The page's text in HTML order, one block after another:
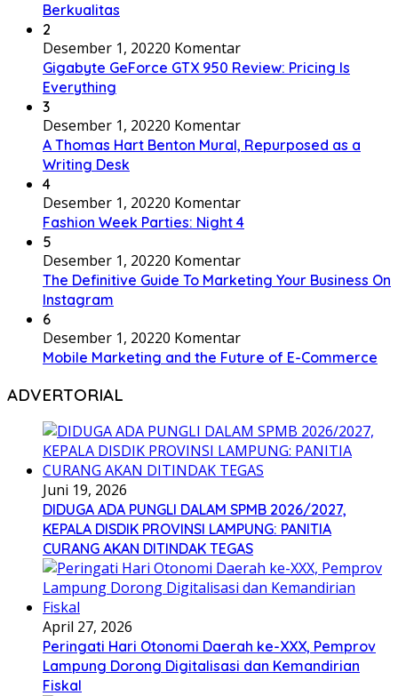
Berkualitas
2
Desember 1, 20220 Komentar
Gigabyte GeForce GTX 950 Review: Pricing Is
Everything
3
Desember 1, 20220 Komentar
A Thomas Hart Benton Mural, Repurposed as a
Writing Desk
4
Desember 1, 20220 Komentar
Fashion Week Parties: Night 4
5
Desember 1, 20220 Komentar
The Definitive Guide To Marketing Your Business On
Instagram
6
Desember 1, 20220 Komentar
Mobile Marketing and the Future of E-Commerce
ADVERTORIAL
Juni 19, 2026
DIDUGA ADA PUNGLI DALAM SPMB 2026/2027,
KEPALA DISDIK PROVINSI LAMPUNG: PANITIA
CURANG AKAN DITINDAK TEGAS
April 27, 2026
Peringati Hari Otonomi Daerah ke-XXX, Pemprov
Lampung Dorong Digitalisasi dan Kemandirian
Fiskal